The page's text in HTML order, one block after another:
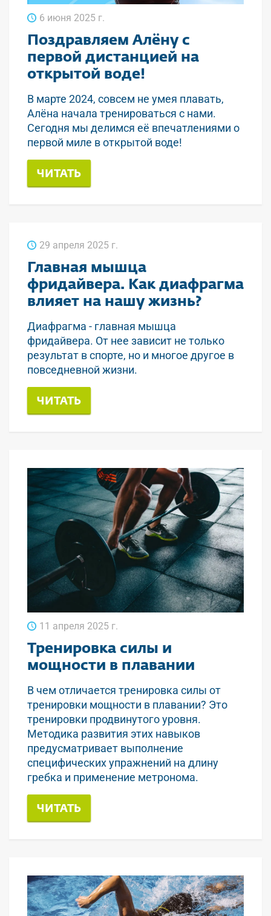
6 июня 2025 г.
Поздравляем Алёну с
первой дистанцией на
открытой воде!
В марте 2024, совсем не умея плавать,
Алёна начала тренироваться с нами.
Сегодня мы делимся её впечатлениями о
первой миле в открытой воде!
ЧИТАТЬ
29 апреля 2025 г.
Главная мышца
фридайвера. Как диафрагма
влияет на нашу жизнь?
Диафрагма - главная мышца
фридайвера. От нее зависит не только
результат в спорте, но и многое другое в
повседневной жизни.
ЧИТАТЬ
11 апреля 2025 г.
Тренировка силы и
мощности в плавании
В чем отличается тренировка силы от
тренировки мощности в плавании? Это
тренировки продвинутого уровня.
Методика развития этих навыков
предусматривает выполнение
специфических упражнений на длину
гребка и применение метронома.
ЧИТАТЬ